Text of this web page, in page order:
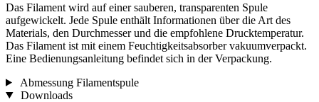
Das Filament wird auf einer sauberen, transparenten Spule
aufgewickelt. Jede Spule enthält Informationen über die Art des
Materials, den Durchmesser und die empfohlene Drucktemperatur.
Das Filament ist mit einem Feuchtigkeitsabsorber vakuumverpackt.
Eine Bedienungsanleitung befindet sich in der Verpackung.
Abmessung Filamentspule
Downloads